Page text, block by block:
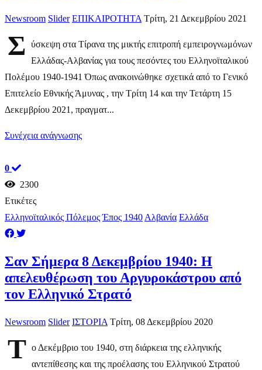
Newsroom Slider ΕΠΙΚΑΙΡΟΤΗΤΑ Τρίτη, 21 Δεκεμβρίου 2021
Σ
ύσκεψη στα Τίρανα της μικτής επιτροπή εμπειρογνωμόνων
Ελλάδας-Αλβανίας για τους πεσόντες του Ελληνοϊταλικού
Πολέμου 1940-1941 Όπως ανακοινώθηκε σχετικά από το Γενικό
Επιτελείο Εθνικής Άμυνας , την Τρίτη 14 και την Τετάρτη 15
Δεκεμβρίου 2021, πραγματ...
Συνέχεια ανάγνωσης
0
2300
Ετικέτες
Ελληνοϊταλικός Πόλεμος Έπος 1940 Αλβανία Ελλάδα
Σαν Σήμερα 8 Δεκεμβρίου 1940: Η
απελευθέρωση του Αργυροκάστρου από
τον Ελληνικό Στρατό
Newsroom Slider ΙΣΤΟΡΙΑ Τρίτη, 08 Δεκεμβρίου 2020
Τ ο Δεκέμβριο του 1940, στη διάρκεια της ελληνικής
αντεπίθεσης και της προέλασης του Ελληνικού Στρατού